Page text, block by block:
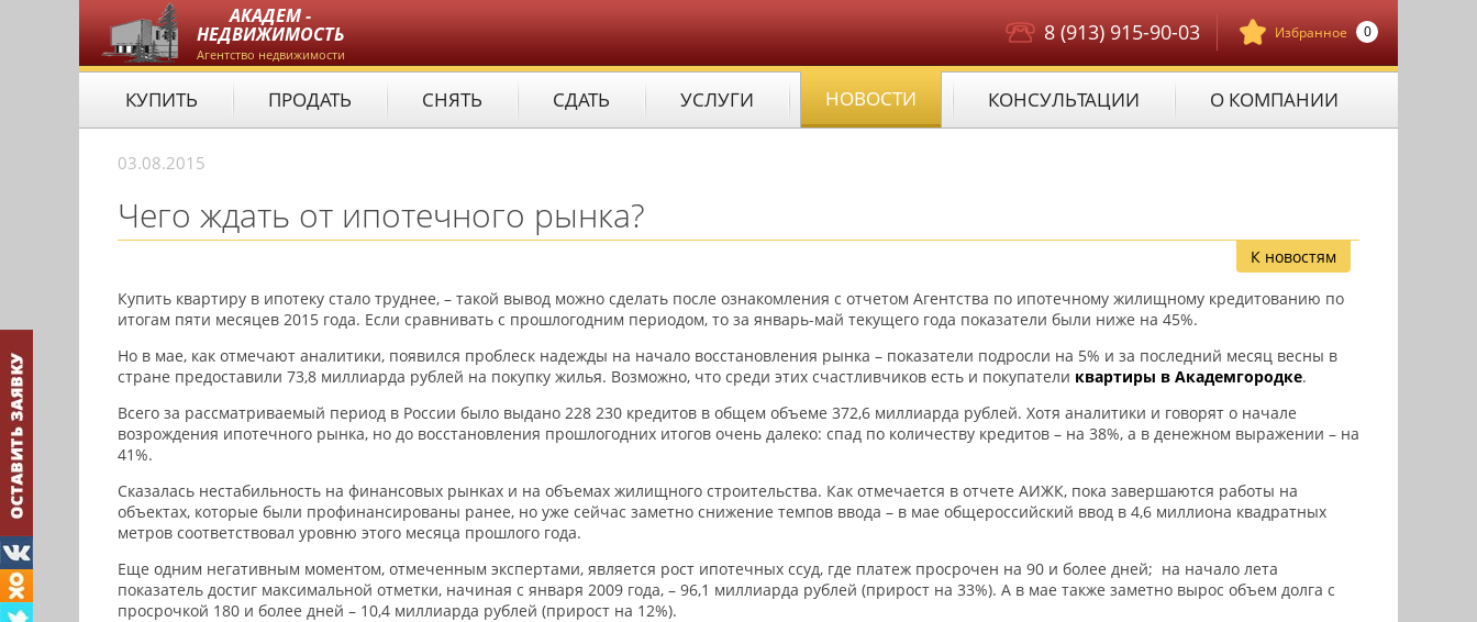
АКАДЕМ -
НЕДВИЖИМОСТЬ
Агентство недвижимости
Избранное 0
8 (913) 915-90-03
КУПИТЬ ПРОДАТЬ СНЯТЬ СДАТЬ УСЛУГИ НОВОСТИ КОНСУЛЬТАЦИИ О КОМПАНИИ
03.08.2015
Чего ждать от ипотечного рынка?
К новостям
Купить квартиру в ипотеку стало труднее, – такой вывод можно сделать после ознакомления с отчетом Агентства по ипотечному жилищному кредитованию по
итогам пяти месяцев 2015 года. Если сравнивать с прошлогодним периодом, то за январь-май текущего года показатели были ниже на 45%.
Но в мае, как отмечают аналитики, появился проблеск надежды на начало восстановления рынка – показатели подросли на 5% и за последний месяц весны в
стране предоставили 73,8 миллиарда рублей на покупку жилья. Возможно, что среди этих счастливчиков есть и покупатели квартиры в Академгородке.
Всего за рассматриваемый период в России было выдано 228 230 кредитов в общем объеме 372,6 миллиарда рублей. Хотя аналитики и говорят о начале
возрождения ипотечного рынка, но до восстановления прошлогодних итогов очень далеко: спад по количеству кредитов – на 38%, а в денежном выражении – на
41%.
Сказалась нестабильность на финансовых рынках и на объемах жилищного строительства. Как отмечается в отчете АИЖК, пока завершаются работы на
объектах, которые были профинансированы ранее, но уже сейчас заметно снижение темпов ввода – в мае общероссийский ввод в 4,6 миллиона квадратных
метров соответствовал уровню этого месяца прошлого года.
Еще одним негативным моментом, отмеченным экспертами, является рост ипотечных ссуд, где платеж просрочен на 90 и более дней; на начало лета
показатель достиг максимальной отметки, начиная с января 2009 года, – 96,1 миллиарда рублей (прирост на 33%). А в мае также заметно вырос объем долга с
просрочкой 180 и более дней – 10,4 миллиарда рублей (прирост на 12%).